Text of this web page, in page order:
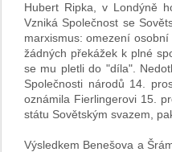
Hubert Ripka, v Londýně
Vzniká Společnost se
marxismus: omezení
žádných překážek k plné
se mu pletli do "díla".
Společnosti národů 14.
oznámila Fierlingerovi 15.
státu Sovětským svazem,
Výsledkem Benešova a